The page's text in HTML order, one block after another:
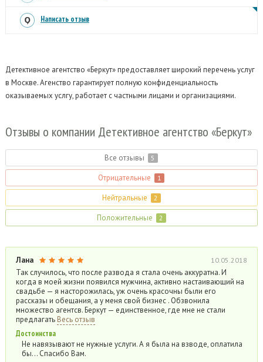
Написать отзыв
Детективное агентство «Беркут» предоставляет широкий перечень услуг
в Москве. Агенство гарантирует полную конфиденциальность
оказываемых услгу, работает с частными лицами и организациями.
Отзывы о компании Детективное агентство «Беркут»
Все отзывы 5
Отрицательные 1
Нейтральные 2
Положительные 2
Лана 10.05.2018
Так случилось, что после развода я стала очень аккуратна. И
когда в моей жизни появился мужчина, активно настаивающий на
свадьбе — я насторожилась, уж очень красочны были его
рассказы и обещания, а у меня свой бизнес . Обзвонила
множество агентсв. Беркут — единственное, где мне не стали
предлагать Весь отзыв
Достоинства
Не навязывают не нужные услуги. А я была на взводе, оплатила
бы… Спасибо Вам.